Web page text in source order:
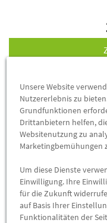
Unsere Website
Nutzererlebnis zu
Grundfunktionen
Drittanbietern helfen,
Websitenutzung zu
Marketingbemühungen
Um diese Dienste
Einwilligung. Ihre
für die Zukunft
auf Basis Ihrer
Funktionalitäten der